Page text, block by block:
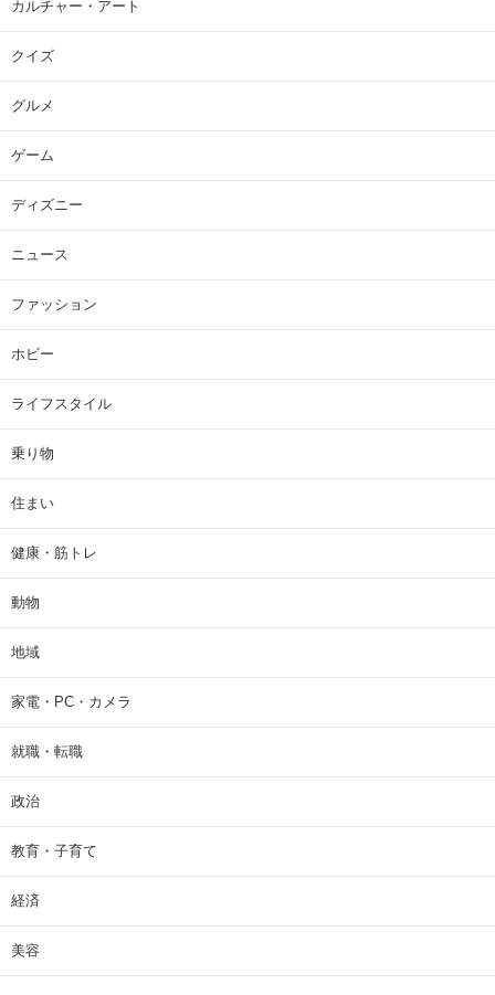
カルチャー・アート
クイズ
グルメ
ゲーム
ディズニー
ニュース
ファッション
ホビー
ライフスタイル
乗り物
住まい
健康・筋トレ
動物
地域
家電・PC・カメラ
就職・転職
政治
教育・子育て
経済
美容